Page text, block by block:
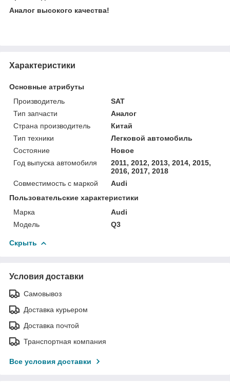
Аналог высокого качества!
Характеристики
Основные атрибуты
Производитель
SAT
Тип запчасти
Аналог
Страна производитель
Китай
Тип техники
Легковой автомобиль
Состояние
Новое
Год выпуска автомобиля
2011, 2012, 2013, 2014, 2015,
2016, 2017, 2018
Совместимость с маркой
Audi
Пользовательские характеристики
Марка
Audi
Модель
Q3
Скрыть
Условия доставки
Самовывоз
Доставка курьером
Доставка почтой
Транспортная компания
Все условия доставки